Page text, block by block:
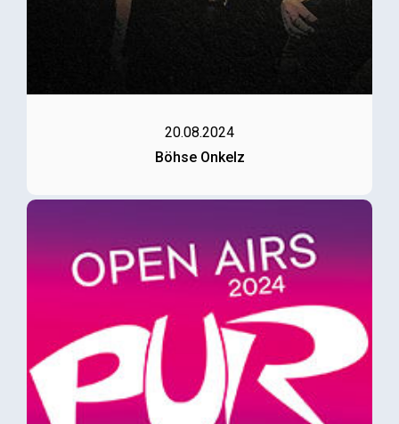
20.08.2024
Böhse Onkelz